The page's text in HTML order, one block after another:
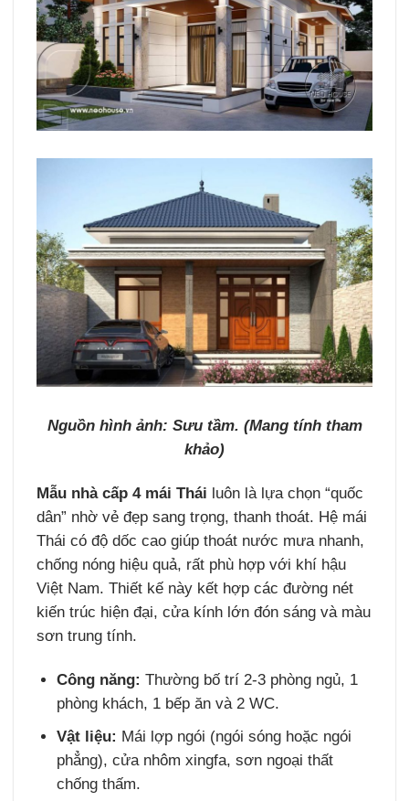
Nguồn hình ảnh: Sưu tầm. (Mang tính tham
khảo)
Mẫu nhà cấp 4 mái Thái luôn là lựa chọn “quốc
dân” nhờ vẻ đẹp sang trọng, thanh thoát. Hệ mái
Thái có độ dốc cao giúp thoát nước mưa nhanh,
chống nóng hiệu quả, rất phù hợp với khí hậu
Việt Nam. Thiết kế này kết hợp các đường nét
kiến trúc hiện đại, cửa kính lớn đón sáng và màu
sơn trung tính.
Công năng: Thường bố trí 2-3 phòng ngủ, 1
phòng khách, 1 bếp ăn và 2 WC.
Vật liệu: Mái lợp ngói (ngói sóng hoặc ngói
phẳng), cửa nhôm xingfa, sơn ngoại thất
chống thấm.